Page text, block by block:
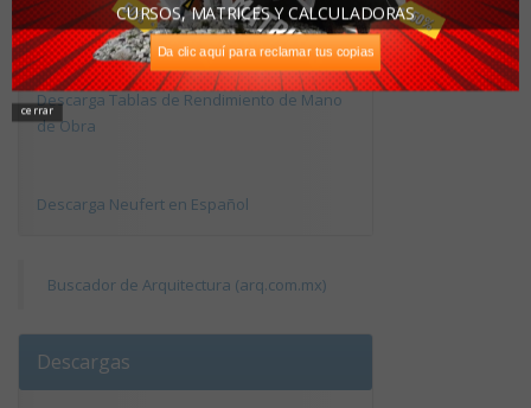
Vivienda Tipo
Descarga Tablas de Rendimiento de Mano
de Obra
Descarga Neufert en Español
Buscador de Arquitectura (arq.com.mx)
Descargas
cerrar
Da clic aquí para reclamar tus copias
CURSOS, MATRICES Y CALCULADORAS